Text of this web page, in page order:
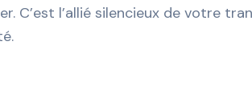
C’est l’allié silencieux de votre